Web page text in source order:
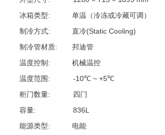
冰箱类型
单温（冷冻或冷藏可调）
制冷方式
直冷(Static Cooling)
制冷管材质
邦迪管
温度控制
机械温控
温度范围
-10℃ ~ +5℃
柜门数量
四门
容量
836L
能源类型
电能